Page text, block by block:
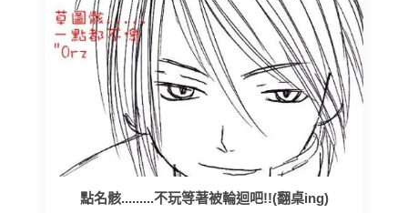
點名骸.........不玩等著被輪迴吧!!(翻桌ing)